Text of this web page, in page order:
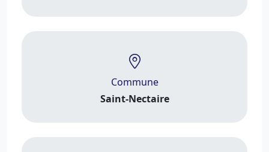
Commune
Saint-Nectaire